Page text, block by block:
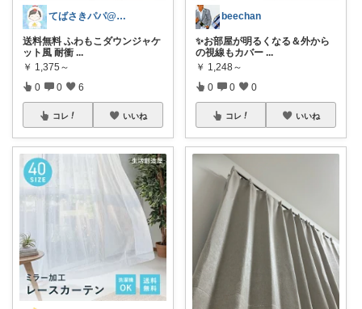
てばさきパパ@スマホアクセ
送料無料 ふわもこダウンジャケ
ット風 耐衝 ...
￥ 1,375～
0 0 6
コレ いいね
beechan
✨お部屋が明るくなる＆外から
の視線もカバー ...
￥ 1,248～
0 0 0
コレ いいね